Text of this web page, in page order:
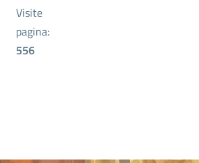
Visite
pagina:
556